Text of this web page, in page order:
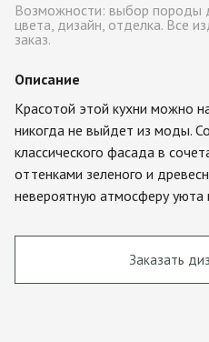
Возможности: выбор породы
цвета, дизайн, отделка. Все
заказ.
Описание
Красотой этой кухни можно
никогда не выйдет из моды.
классического фасада в
оттенками зеленого и
невероятную атмосферу уюта
Заказать